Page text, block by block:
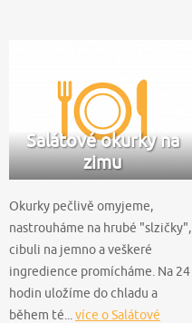
Salátové okurky na
zimu
Okurky pečlivě omyjeme,
nastrouháme na hrubé "slzičky",
cibuli na jemno a veškeré
ingredience promícháme. Na 24
hodin uložíme do chladu a
během té... více o Salátové